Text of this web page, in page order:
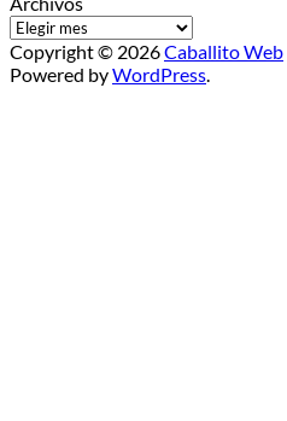
Copyright © 2026Caballito Web
Powered byWordPress.